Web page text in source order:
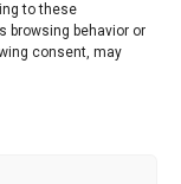
to these
browsing behavior or
consent, may